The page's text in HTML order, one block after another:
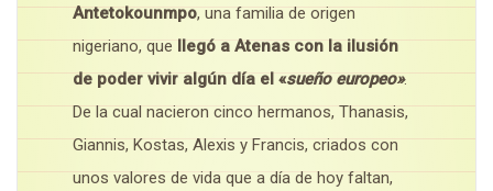
Antetokounmpo, una familia de origen
nigeriano, que
llegó a Atenas con la ilusión
de poder vivir algún día el «sueño europeo».
De la cual nacieron cinco hermanos, Thanasis,
Giannis, Kostas, Alexis y Francis, criados con
unos valores de vida que a día de hoy faltan,